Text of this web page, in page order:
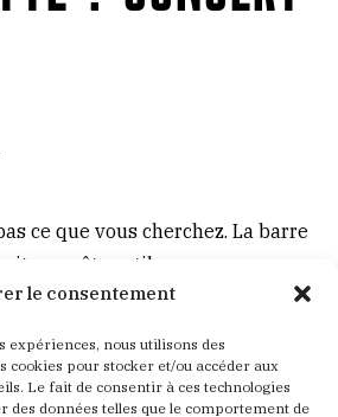
le consentement
nous utilisons des
cookies pour stocker et/ou accéder aux
Le fait de consentir à ces technologies
des données telles que le comportement de
ce que vous cherchez. La barre
vous être utile